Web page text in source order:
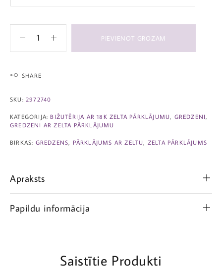
PIEVIENOT GROZAM
SHARE
SKU: 2972740
KATEGORIJA: BIŽUTĒRIJA AR 18K ZELTA PĀRKLĀJUMU GREDZENI
GREDZENI AR ZELTA PĀRKLĀJUMU
BIRKAS: GREDZENS PĀRKLĀJUMS AR ZELTU ZELTA PĀRKLĀJUMS
Apraksts
Papildu informācija
Saistītie Produkti